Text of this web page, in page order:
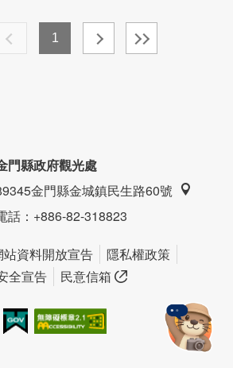
1
門縣政府觀光處
金門縣金城鎮民生路60號
話：+886-82-318823
站資料開放宣告
隱私權政策
全宣告
民意信箱